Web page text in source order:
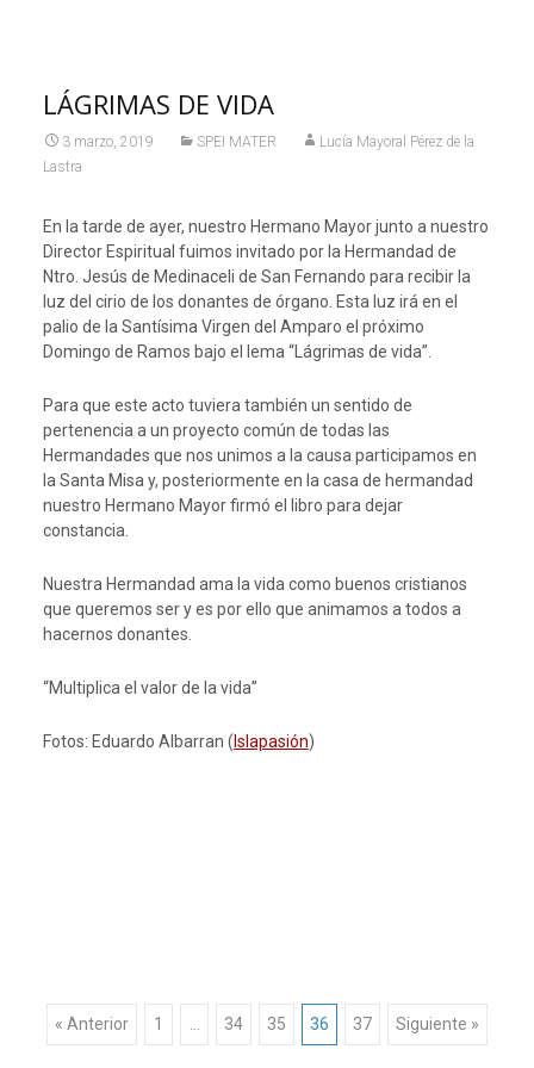
LÁGRIMAS DE VIDA
3 marzo, 2019 SPEI MATER
Lucía Mayoral Pérez de la
Lastra
En la tarde de ayer, nuestro Hermano Mayor junto a nuestro
Director Espiritual fuimos invitado por la Hermandad de
Ntro. Jesús de Medinaceli de San Fernando para recibir la
luz del cirio de los donantes de órgano. Esta luz irá en el
palio de la Santísima Virgen del Amparo el próximo
Domingo de Ramos bajo el lema “Lágrimas de vida”.
Para que este acto tuviera también un sentido de
pertenencia a un proyecto común de todas las
Hermandades que nos unimos a la causa participamos en
la Santa Misa y, posteriormente en la casa de hermandad
nuestro Hermano Mayor firmó el libro para dejar
constancia.
Nuestra Hermandad ama la vida como buenos cristianos
que queremos ser y es por ello que animamos a todos a
hacernos donantes.
“Multiplica el valor de la vida”
Fotos: Eduardo Albarran ( Islapasión)
Navegación
« Anterior 1 34 35 36 37 Siguiente »